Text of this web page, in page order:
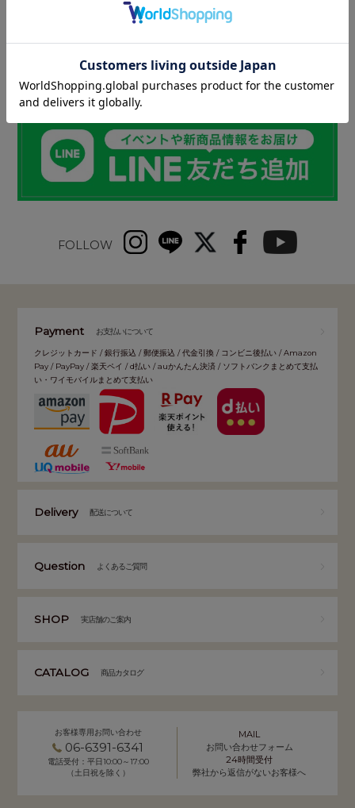
INFORMATION
FOLLOW
Payment お支払いについて
クレジットカード / 銀行振込 / 郵便振込 / 代金引換 / コンビニ後払い / Amazon
Pay / PayPay / 楽天ペイ / d払い / auかんたん決済 / ソフトバンクまとめて支払
い・ワイモバイルまとめて支払い
Delivery 配送について
Question よくあるご質問
SHOP 実店舗のご案内
CATALOG 商品カタログ
お客様専用お問い合わせ
06-6391-6341
電話受付：平日10:00～17:00
（土日祝を除く）
MAIL
お問い合わせフォーム
24時間受付
弊社から返信がないお客様へ